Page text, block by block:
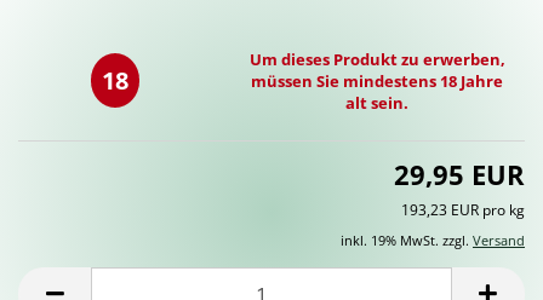
18
Um dieses Produkt zu erwerben,
müssen Sie mindestens 18 Jahre
alt sein.
29,95 EUR
193,23 EUR pro kg
inkl. 19% MwSt. zzgl. Versand